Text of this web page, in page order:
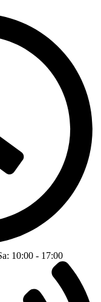
10:00 - 17:00